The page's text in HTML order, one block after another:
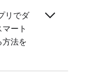
リでダ
ート
法を